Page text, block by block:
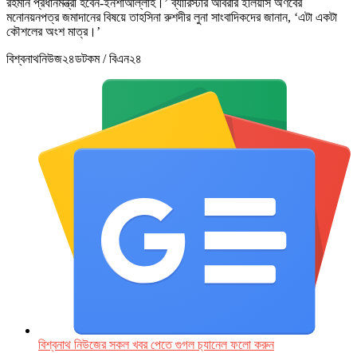
মনোনয়নপত্র জমাদানের বিষয়ে তাহসিনা রুশদীর লুনা সাংবাদিকদের জানান, ‘এটা একটা
কৌশলের অংশ মাত্র।’
বিশ্বনাথনিউজ২৪ডটকম / বিএন২৪
বিশ্বনাথ নিউজের সকল খবর পেতে গুগল চ‌্যানেল ফলো করুন